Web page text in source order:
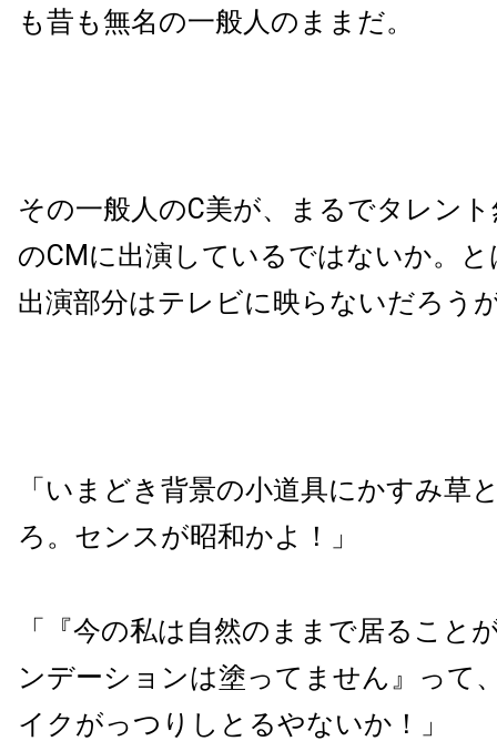
も昔も無名の一般人のままだ。
その一般人のC美が、まるでタレン
のCMに出演しているではないか。
出演部分はテレビに映らないだろう
「いまどき背景の小道具にかすみ草
ろ。センスが昭和かよ！」
「『今の私は自然のままで居ること
ンデーションは塗ってません』って
イクがっつりしとるやないか！」